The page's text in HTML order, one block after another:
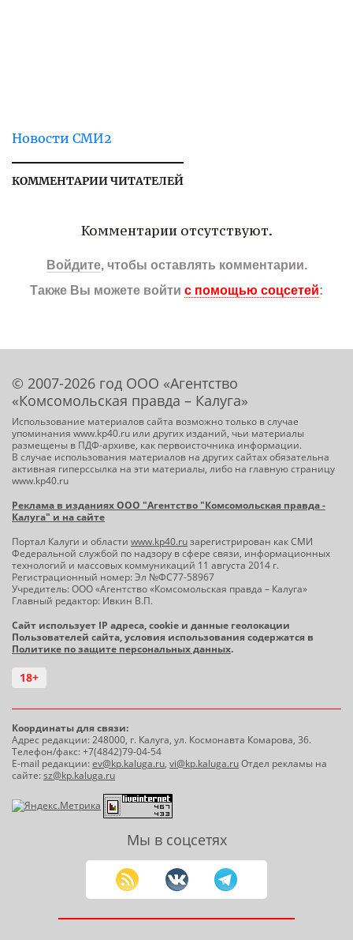
Новости СМИ2
КОММЕНТАРИИ ЧИТАТЕЛЕЙ
Комментарии отсутствуют.
Войдите, чтобы оставлять комментарии.
Также Вы можете войти с помощью соцсетей:
© 2007-2026 год ООО «Агентство
«Комсомольская правда – Калуга»
Использование материалов сайта возможно только в случае
упоминания www.kp40.ru или других изданий, чьи материалы
размещены в ПДФ-архиве, как первоисточника информации.
В случае использования материалов на других сайтах обязательна
активная гиперссылка на эти материалы, либо на главную страницу
www.kp40.ru
Реклама в изданиях ООО "Агентство "Комсомольская правда -
Калуга" и на сайте
Портал Калуги и области www.kp40.ruзарегистрирован как СМИ
Федеральной службой по надзору в сфере связи, информационных
технологий и массовых коммуникаций 11 августа 2014 г.
Регистрационный номер: Эл №ФС77-58967
Учредитель: ООО «Агентство «Комсомольская правда – Калуга»
Главный редактор: Ивкин В.П.
Сайт использует IP адреса, cookie и данные геолокации
Пользователей сайта, условия использования содержатся в
Политике по защите персональных данных.
18+
Координаты для связи:
Адрес редакции: 248000, г. Калуга, ул. Космонавта Комарова, 36.
Телефон/факс: +7(4842)79-04-54
E-mail редакции:ev@kp.kaluga.ru, vi@kp.kaluga.ruОтдел рекламы на
сайте:sz@kp.kaluga.ru
Мы в соцсетях